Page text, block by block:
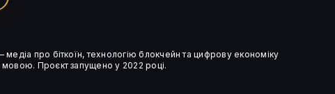
про біткоїн, технологію блокчейн та цифрову економіку
мовою. Проєкт запущено у 2022 році.